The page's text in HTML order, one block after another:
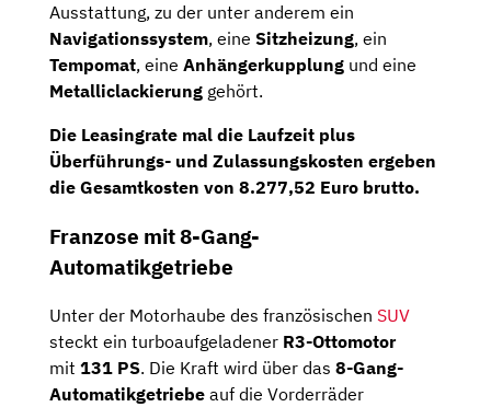
Ausstattung, zu der unter anderem ein
Navigationssystem, eine Sitzheizung, ein
Tempomat, eine Anhängerkupplung und eine
Metalliclackierung gehört.
Die Leasingrate mal die Laufzeit plus
Überführungs- und Zulassungskosten ergeben
die Gesamtkosten von 8.277,52 Euro brutto.
Franzose mit 8-Gang-
Automatikgetriebe
Unter der Motorhaube des französischen SUV
steckt ein turboaufgeladener R3-Ottomotor
mit 131 PS. Die Kraft wird über das 8-Gang-
Automatikgetriebe auf die Vorderräder